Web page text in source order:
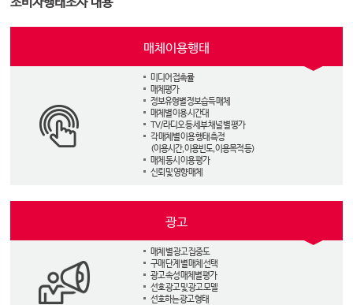
매체이용행태
미디어 접촉률
매체평가
정보유형별 정보습득 매체
매체별 이용 시간대
TV/라디오 등 세부 채널 별 평가
각 매체별 이용 행태 측정
(이용시간, 이용빈도, 이용목적 등)
매체 동시 이용 평가
신뢰 및 영향 매체
광고
매체 별 광고 집중도
구매 단계 별 매체 선택
광고 속성 매체별 평가
선호 광고 및 광고 모델
선호하는 광고 형태